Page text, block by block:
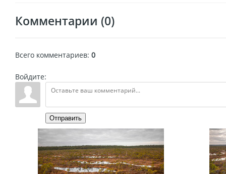
Комментарии (0)
Всего комментариев: 0
Войдите:
Отправить